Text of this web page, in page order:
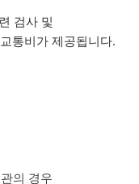
검사 및
통비가 제공됩니다.
의 경우